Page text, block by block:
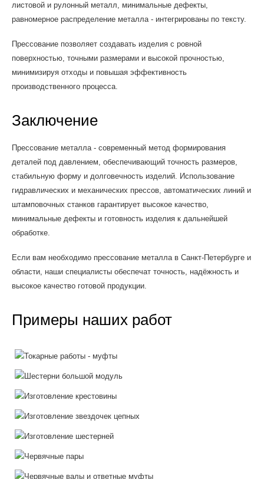
листовой и рулонный металл, минимальные дефекты,
равномерное распределение металла - интегрированы по тексту.
Прессование позволяет создавать изделия с ровной
поверхностью, точными размерами и высокой прочностью,
минимизируя отходы и повышая эффективность
производственного процесса.
Заключение
Прессование металла - современный метод формирования
деталей под давлением, обеспечивающий точность размеров,
стабильную форму и долговечность изделий. Использование
гидравлических и механических прессов, автоматических линий и
штамповочных станков гарантирует высокое качество,
минимальные дефекты и готовность изделия к дальнейшей
обработке.
Если вам необходимо прессование металла в Санкт-Петербурге и
области, наши специалисты обеспечат точность, надёжность и
высокое качество готовой продукции.
Примеры наших работ